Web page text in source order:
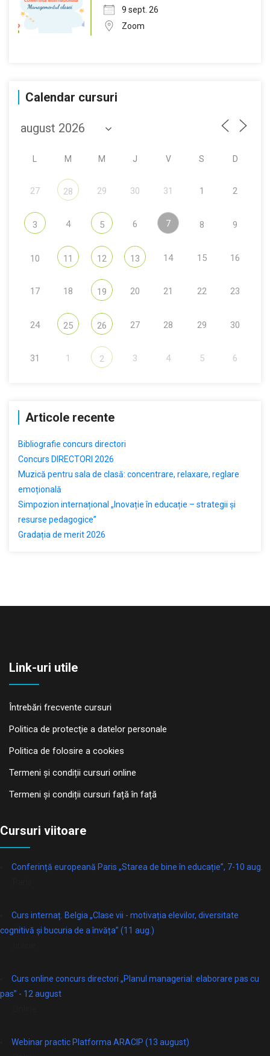
9 sept. 26
Zoom
Calendar cursuri
M M J V S D
27 28 29 30 31 1 2
3 4 5 6 7 8 9
10 11 12 13 14 15 16
17 18 19 20 21 22 23
24 25 26 27 28 29 30
31 1 2 3 4 5 6
Articole recente
Bibliografie concurs directori
Concurs DIRECTORI 2026
Muzică pentru sala de clasă: concentrare, relaxare, reglare
emoțională
Simpozion internațional „Inovație în educație – strategii și
resurse pedagogice”
Gradația de merit 2026
Link-uri utile
Întrebări frecvente cursuri
Politica de protecţie a datelor personale
Politica de folosire a cookies
Termeni și condiții cursuri online
Termeni și condiții cursuri față în față
Cursuri viitoare
Conferință europeană Paris „Starea de bine în educație”, 7-10 aug.
Curs internaț. Belgia „Clase vii - motivația elevilor, diversitate
cognitivă și bucuria de a învăța” (11 aug.)
Curs online concurs directori „Planul managerial: elaborare pas cu
pas” - 12 august
Webinar practic Platforma ARACIP (13 august)